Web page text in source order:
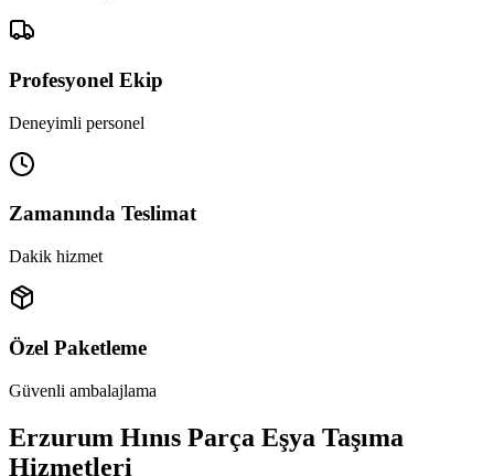
Profesyonel Ekip
Deneyimli personel
Zamanında Teslimat
Dakik hizmet
Özel Paketleme
Güvenli ambalajlama
Erzurum Hınıs Parça Eşya Taşıma
Hizmetleri